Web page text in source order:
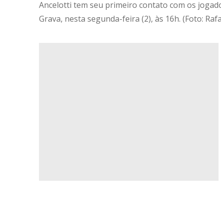
Ancelotti tem seu primeiro contato com os
Grava, nesta segunda-feira (2), às 16h. (Foto: